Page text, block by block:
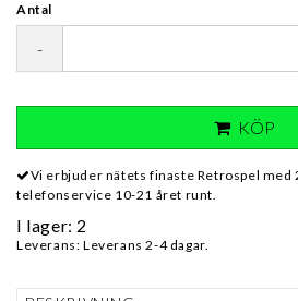
Antal
-
KÖP
Vi erbjuder nätets finaste Retrospel med
telefonservice 10-21 året runt.
I lager: 2
Leverans: Leverans 2-4 dagar.